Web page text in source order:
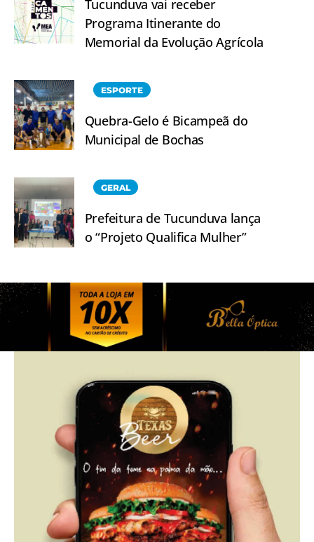
Tucunduva vai receber
Programa Itinerante do
Memorial da Evolução Agrícola
ESPORTE
Quebra-Gelo é Bicampeã do
Municipal de Bochas
GERAL
Prefeitura de Tucunduva lança
o “Projeto Qualifica Mulher”